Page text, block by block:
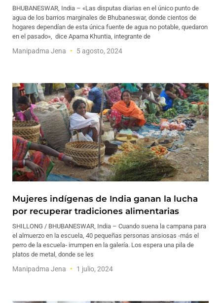
BHUBANESWAR, India – «Las disputas diarias en el único punto de
agua de los barrios marginales de Bhubaneswar, donde cientos de
hogares dependían de esta única fuente de agua no potable, quedaron
en el pasado», dice Aparna Khuntia, integrante de
Manipadma Jena 5 agosto, 2024
Mujeres indígenas de India ganan la lucha
por recuperar tradiciones alimentarias
SHILLONG / BHUBANESWAR, India – Cuando suena la campana para
el almuerzo en la escuela, 40 pequeñas personas ansiosas ‑más el
perro de la escuela‑ irrumpen en la galería. Los espera una pila de
platos de metal, donde se les
Manipadma Jena 1 julio, 2024